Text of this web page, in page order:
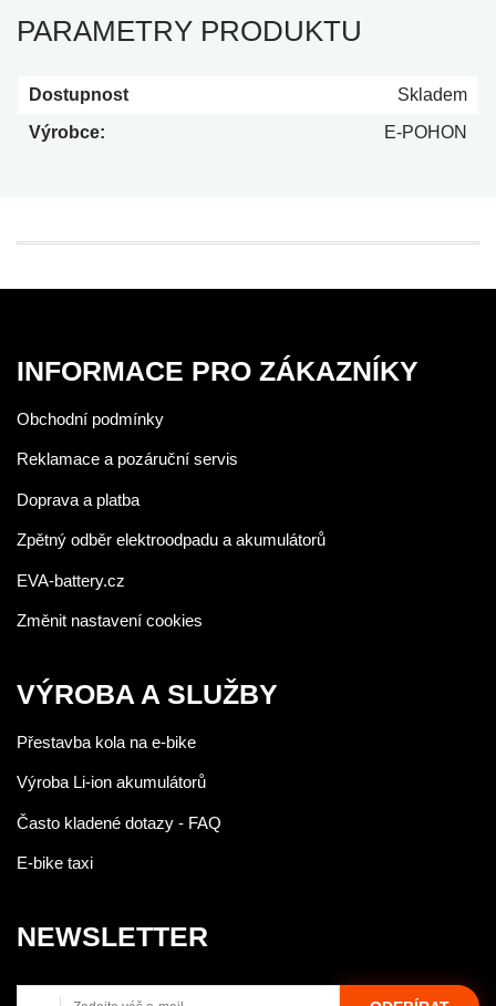
PARAMETRY PRODUKTU
Dostupnost
Skladem
Výrobce:
E-POHON
INFORMACE PRO ZÁKAZNÍKY
Obchodní podmínky
Reklamace a pozáruční servis
Doprava a platba
Zpětný odběr elektroodpadu a akumulátorů
EVA-battery.cz
Změnit nastavení cookies
VÝROBA A SLUŽBY
Přestavba kola na e-bike
Výroba Li-ion akumulátorů
Často kladené dotazy - FAQ
E-bike taxi
NEWSLETTER